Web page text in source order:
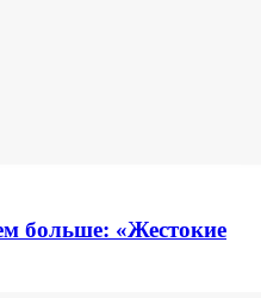
больше: «Жестокие